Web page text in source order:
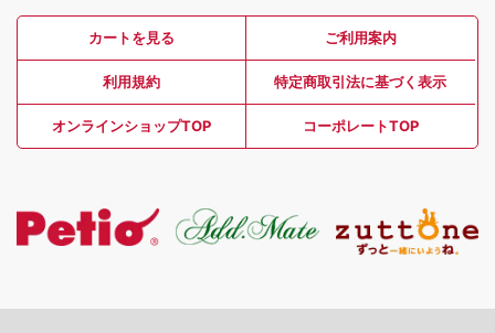
カートを見る ご利用案内
利用規約 特定商取引法に基づく表示
オンラインショップTOP コーポレートTOP